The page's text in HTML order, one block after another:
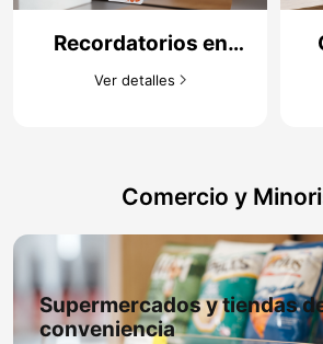
Recordatorios en
notas​
Ver detalles​
Comercio y
Supermercados y tiendas
conveniencia​